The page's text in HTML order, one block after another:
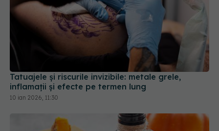
Tatuajele și riscurile invizibile: metale grele,
inflamații și efecte pe termen lung
10 ian 2026, 11:30